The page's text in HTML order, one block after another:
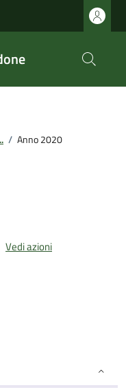
/ Anno 2020
Vedi azioni